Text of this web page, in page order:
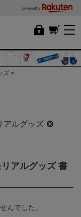
powered by
ズ
アルグッズ
リアルグッズ 書
んでした。